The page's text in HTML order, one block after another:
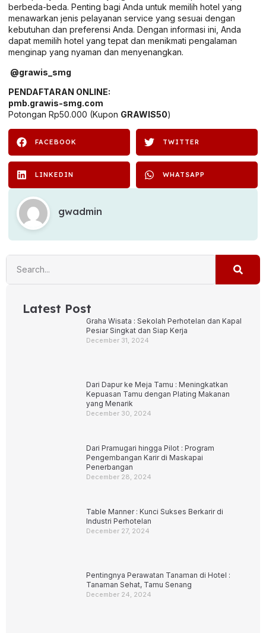
berbeda-beda. Penting bagi Anda untuk memilih hotel yang
menawarkan jenis pelayanan service yang sesuai dengan
kebutuhan dan preferensi Anda. Dengan informasi ini, Anda
dapat memilih hotel yang tepat dan menikmati pengalaman
menginap yang nyaman dan menyenangkan.
@grawis_smg
PENDAFTARAN ONLINE:
pmb.grawis-smg.com
Potongan Rp50.000 (Kupon GRAWIS50)
FACEBOOK TWITTER
LINKEDIN WHATSAPP
gwadmin
Latest Post
Graha Wisata : Sekolah Perhotelan dan Kapal
Pesiar Singkat dan Siap Kerja
December 31, 2024
Dari Dapur ke Meja Tamu : Meningkatkan
Kepuasan Tamu dengan Plating Makanan
yang Menarik
December 30, 2024
Dari Pramugari hingga Pilot : Program
Pengembangan Karir di Maskapai
Penerbangan
December 28, 2024
Table Manner : Kunci Sukses Berkarir di
Industri Perhotelan
December 27, 2024
Pentingnya Perawatan Tanaman di Hotel :
Tanaman Sehat, Tamu Senang
December 24, 2024